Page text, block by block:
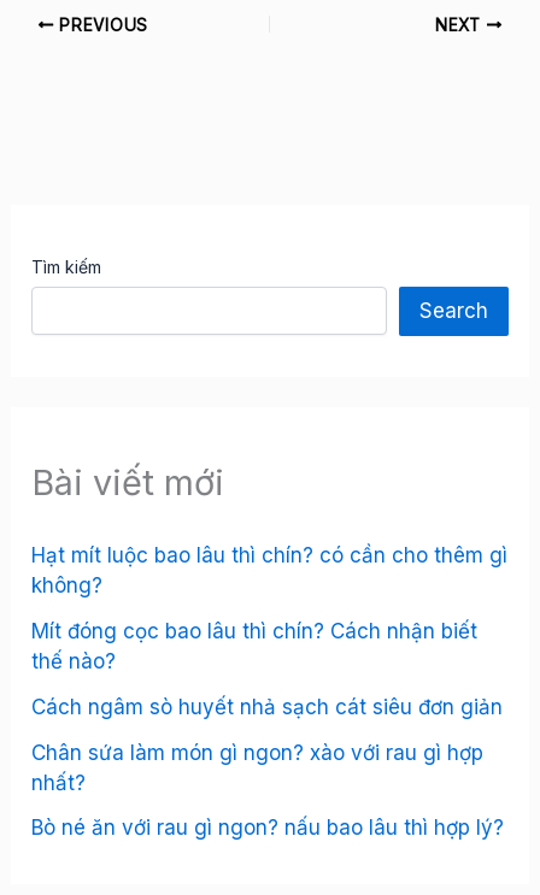
PREVIOUS NEXT
Tìm kiếm
Search
Bài viết mới
Hạt mít luộc bao lâu thì chín? có cần cho thêm gì
không?
Mít đóng cọc bao lâu thì chín? Cách nhận biết
thế nào?
Cách ngâm sò huyết nhả sạch cát siêu đơn giản
Chân sứa làm món gì ngon? xào với rau gì hợp
nhất?
Bò né ăn với rau gì ngon? nấu bao lâu thì hợp lý?